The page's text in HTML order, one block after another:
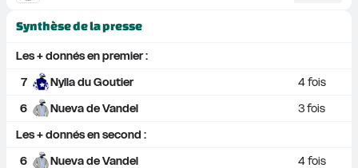
Synthèse de la presse
Les + donnés en premier :
7
Nylla du Goutier 4 fois
6
Nueva de Vandel 3 fois
Les + donnés en second :
6
Nueva de Vandel 4 fois